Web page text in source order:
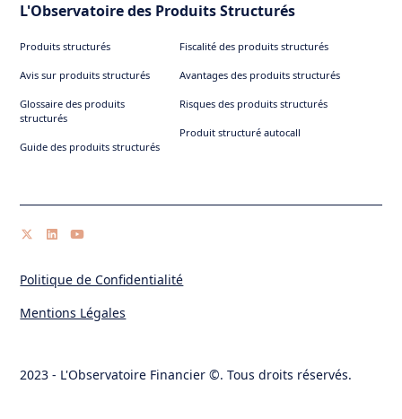
L'Observatoire des Produits Structurés
Produits structurés
Avis sur produits structurés
Glossaire des produits
structurés
Guide des produits structurés
Fiscalité des produits structurés
Avantages des produits structurés
Risques des produits structurés
Produit structuré autocall
2023 - L'Observatoire Financier ©. Tous droits réservés.
Politique de Confidentialité
Mentions Légales